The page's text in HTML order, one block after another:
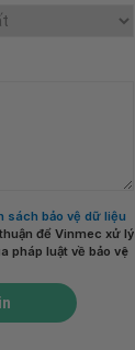
sách bảo vệ dữ liệu
để Vinmec xử lý
pháp luật về bảo vệ